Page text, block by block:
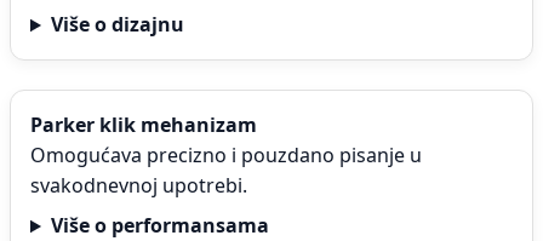
Više o dizajnu
Parker klik mehanizam
Omogućava precizno i pouzdano pisanje u
svakodnevnoj upotrebi.
Više o performansama